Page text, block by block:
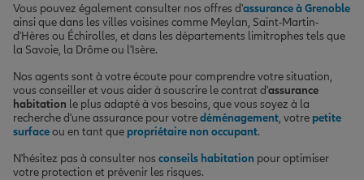
Vous pouvez également consulter nos offres d'assurance à Grenoble
ainsi que dans les villes voisines comme Meylan, Saint-Martin-
d'Hères ou Échirolles, et dans les départements limitrophes tels que
la Savoie, la Drôme ou l'Isère.
Nos agents sont à votre écoute pour comprendre votre situation,
vous conseiller et vous aider à souscrire le contrat d'assurance
habitation le plus adapté à vos besoins, que vous soyez à la
recherche d'une assurance pour votredéménagement, votre petite
surfaceou en tant que propriétaire non occupant.
N'hésitez pas à consulter nos conseils habitation pour optimiser
votre protection et prévenir les risques.